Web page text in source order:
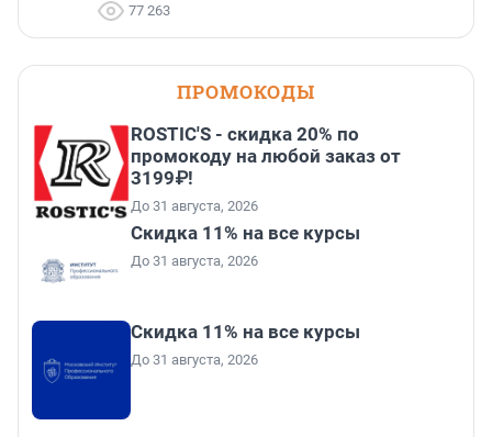
77 263
ПРОМОКОДЫ
ROSTIC'S - скидка 20% по
промокоду на любой заказ от
3199₽!
До 31 августа, 2026
Скидка 11% на все курсы
До 31 августа, 2026
Скидка 11% на все курсы
До 31 августа, 2026